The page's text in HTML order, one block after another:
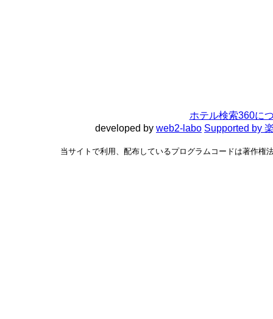
ホテル検索360に
developed by web2-labo Supported by
当サイトで利用、配布しているプログラムコードは著作